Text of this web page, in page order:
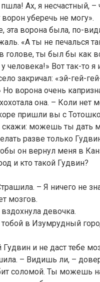
Ах, я несчастный, –
уберечь не могу».
эта ворона была, по-
«А ты не печалься
голове, ты был бы как
Вот так-то
закричал: «эй-гей-
Но ворона очень
она. – Коли нет
пришли вы с
скажи: можешь ты дать
разве только
он вернул меня в
и кто такой Гудвин?
– Я ничего не
мозгов.
девочка.
в Изумрудный
и не даст тебе
– Видишь ли, –
соломой. Ты можешь